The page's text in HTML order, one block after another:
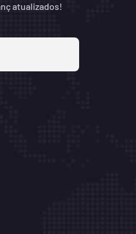
atualizados!